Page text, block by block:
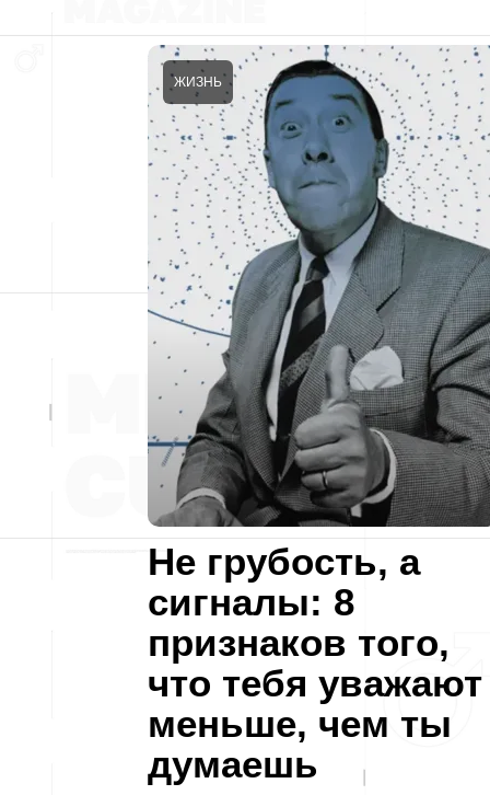
Не грубость, а
сигналы: 8
признаков того,
что тебя уважают
меньше, чем ты
думаешь
ЖИЗНЬ